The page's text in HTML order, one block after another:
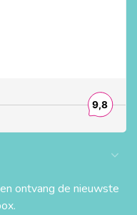
ontvang de nieuwste